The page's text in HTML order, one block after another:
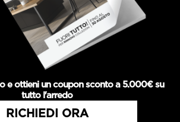
e ottieni un coupon sconto a 5.000€ su
tutto l'arredo
RICHIEDI ORA